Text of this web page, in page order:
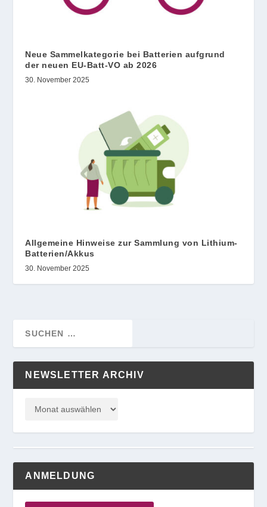
Neue Sammelkategorie bei Batterien aufgrund
der neuen EU-Batt-VO ab 2026
30. November 2025
Allgemeine Hinweise zur Sammlung von Lithium-
Batterien/Akkus
30. November 2025
NEWSLETTER ARCHIV
ANMELDUNG